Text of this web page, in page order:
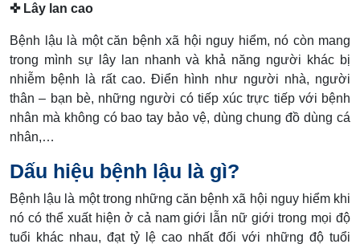
✜ Lây lan cao
Bệnh lậu là một căn bệnh xã hội nguy hiểm, nó còn mang
trong mình sự lây lan nhanh và khả năng người khác bị
nhiễm bệnh là rất cao. Điển hình như người nhà, người
thân – bạn bè, những người có tiếp xúc trực tiếp với bệnh
nhân mà không có bao tay bảo vệ, dùng chung đồ dùng cá
nhân,…
Dấu hiệu bệnh lậu là gì?
Bệnh lậu là một trong những căn bệnh xã hội nguy hiểm khi
nó có thể xuất hiện ở cả nam giới lẫn nữ giới trong mọi độ
tuổi khác nhau, đạt tỷ lệ cao nhất đối với những độ tuổi